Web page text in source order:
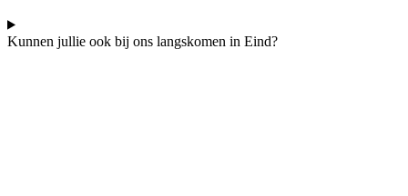
Kunnen jullie ook bij ons langskomen in Eind?